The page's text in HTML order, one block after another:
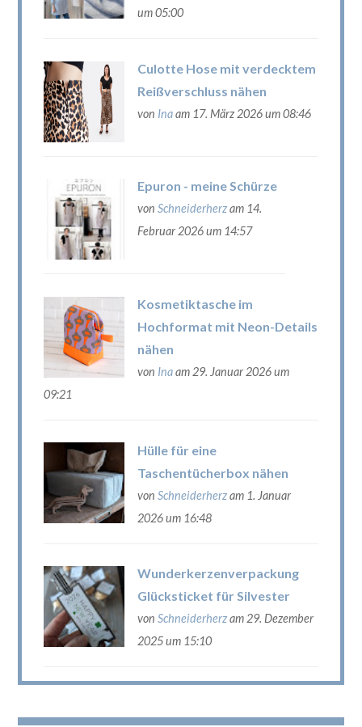
um 05:00
Culotte Hose mit verdecktem
Reißverschluss nähen
von Inaam 17. März 2026 um 08:46
Epuron - meine Schürze
von Schneiderherzam 14.
Februar 2026 um 14:57
Kosmetiktasche im
Hochformat mit Neon-Details
nähen
von Inaam 29. Januar 2026 um
09:21
Hülle für eine
Taschentücherbox nähen
von Schneiderherzam 1. Januar
2026 um 16:48
Wunderkerzenverpackung
Glücksticket für Silvester
von Schneiderherzam 29. Dezember
2025 um 15:10